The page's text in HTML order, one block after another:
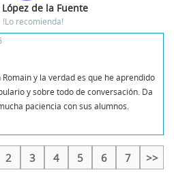
de la Fuente
!Lo recomienda!
y la verdad es que he aprendido
y sobre todo de conversación. Da
paciencia con sus alumnos.
2 3 4 5 6 7 >>